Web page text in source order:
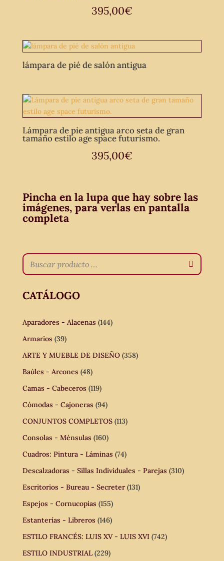
395,00€
lámpara de pié de salón antigua
Lámpara de pie antigua arco seta de gran
tamaño estilo age space futurismo.
395,00€
Pincha en la lupa que hay sobre las
imágenes, para verlas en pantalla
completa
CATÁLOGO
Aparadores - Alacenas (144)
Armarios (39)
ARTE Y MUEBLE DE DISEÑO (358)
Baúles - Arcones (48)
Camas - Cabeceros (119)
Cómodas - Cajoneras (94)
CONJUNTOS COMPLETOS (113)
Consolas - Ménsulas (160)
Cuadros: Pintura - Láminas (74)
Descalzadoras - Sillas Individuales - Parejas (310)
Escritorios - Bureau - Secreter (131)
Espejos - Cornucopias (155)
Estanterías - Libreros (146)
ESTILO FRANCÉS: LUIS XV - LUIS XVI (742)
ESTILO INDUSTRIAL (229)